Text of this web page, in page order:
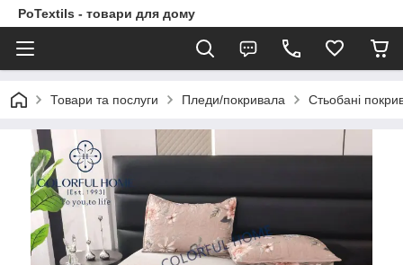
PoTextils - товари для дому
Товари та послуги Пледи/покривала Стьобані